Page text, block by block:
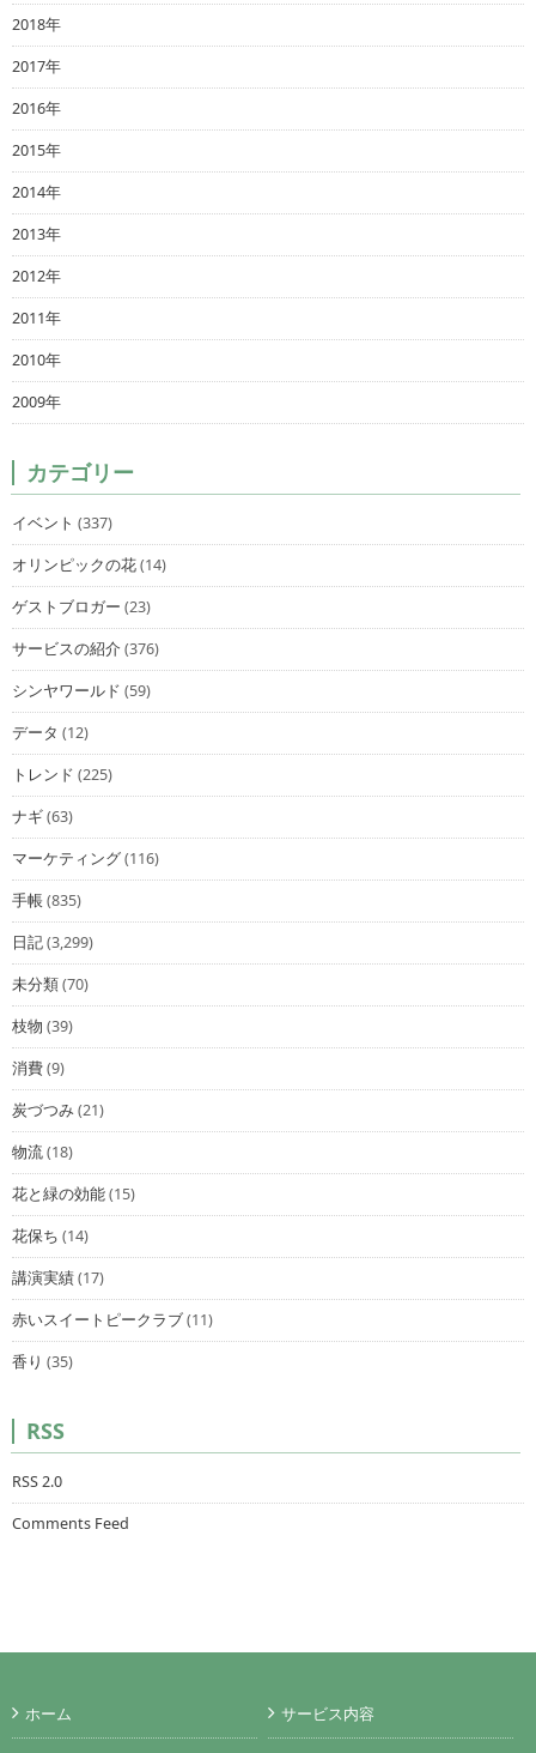
2018年
2017年
2016年
2015年
2014年
2013年
2012年
2011年
2010年
2009年
カテゴリー
イベント (337)
オリンピックの花(14)
ゲストブロガー (23)
サービスの紹介(376)
シンヤワールド (59)
データ (12)
トレンド (225)
ナギ(63)
マーケティング(116)
手帳(835)
日記(3,299)
未分類(70)
枝物 (39)
消費(9)
炭づつみ(21)
物流(18)
花と緑の効能(15)
花保ち (14)
講演実績(17)
赤いスイートピークラブ(11)
香り (35)
RSS
RSS 2.0
Comments Feed
ホーム サービス内容